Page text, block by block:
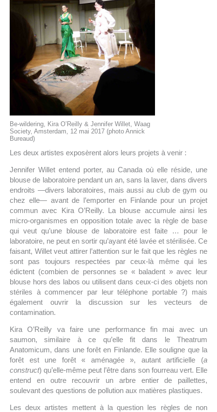
Be-wildering, Kira O’Reilly & Jennifer Willet, Waag
Society, Amsterdam, 12 mai 2017 (photo Annick
Bureaud)
Les deux artistes exposèrent alors leurs projets à venir :
Jennifer Willet entend porter, au Canada où elle réside, une
blouse de laboratoire pendant un an, sans la laver, dans divers
endroits —divers laboratoires, mais aussi au club de gym ou
chez elle— avant de l’emporter en Finlande pour un projet
commun avec Kira O’Reilly. La blouse accumule ainsi les
micro-organismes en opposition totale avec la règle de base
qui veut qu’une blouse de laboratoire est faite … pour le
laboratoire, ne peut en sortir qu’ayant été lavée et stérilisée. Ce
faisant, Willet veut attirer l’attention sur le fait que les règles ne
sont pas toujours respectées par ceux-là même qui les
édictent (combien de personnes se « baladent » avec leur
blouse hors des labos ou utilisent dans ceux-ci des objets non
stériles à commencer par leur téléphone portable ?) mais
également ouvrir la discussion sur les vecteurs de
contamination.
Kira O’Reilly va faire une performance fin mai avec un
saumon, similaire à ce qu’elle fit dans le Theatrum
Anatomicum, dans une forêt en Finlande. Elle souligne que la
forêt est une forêt « aménagée », autant artificielle (a
construct) qu’elle-même peut l’être dans son fourreau vert. Elle
entend en outre recouvrir un arbre entier de paillettes,
soulevant des questions de pollution aux matières plastiques.
Les deux artistes mettent à la question les règles de non